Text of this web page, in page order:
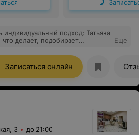
индивидуальный подход: Татьяна
делает, подобирает
чисто, всё располагает к
Еще
Записаться онлайн
3 до 21:00